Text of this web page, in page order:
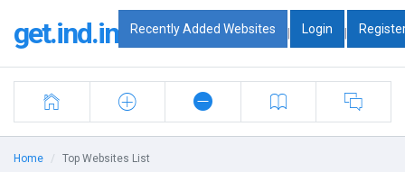
get.ind.in Recently Added Websites | Login |
Home Top Websites List